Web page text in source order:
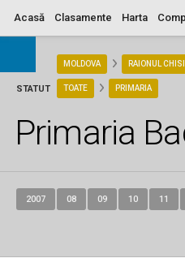
Acasă Clasamente Harta
STATUT
MOLDOVA RAIONUL
TOATE PRIMARIA
Primaria
2007 08 09 10 11